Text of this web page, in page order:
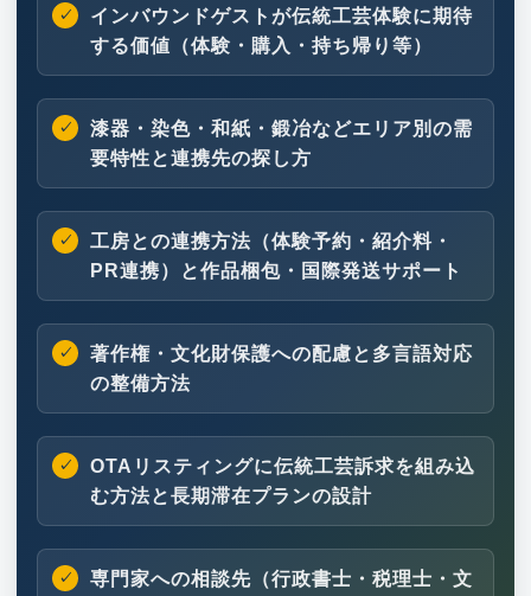
インバウンドゲストが伝統工芸体験に期待
する価値（体験・購入・持ち帰り等）
漆器・染色・和紙・鍛冶などエリア別の需
要特性と連携先の探し方
工房との連携方法（体験予約・紹介料・
PR連携）と作品梱包・国際発送サポート
著作権・文化財保護への配慮と多言語対応
の整備方法
OTAリスティングに伝統工芸訴求を組み込
む方法と長期滞在プランの設計
専門家への相談先（行政書士・税理士・文